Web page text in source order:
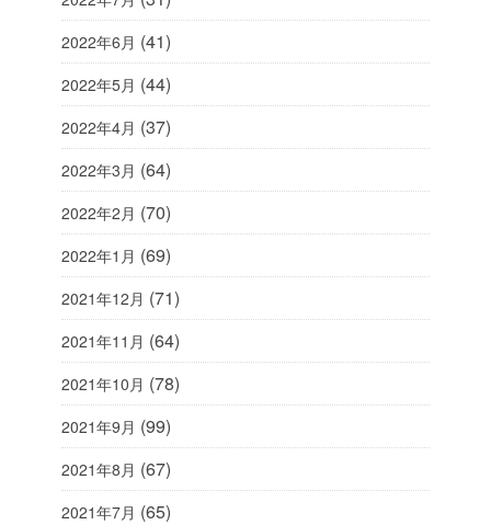
2022年6月 (41)
2022年5月 (44)
2022年4月 (37)
2022年3月 (64)
2022年2月 (70)
2022年1月 (69)
2021年12月 (71)
2021年11月 (64)
2021年10月 (78)
2021年9月 (99)
2021年8月 (67)
2021年7月 (65)